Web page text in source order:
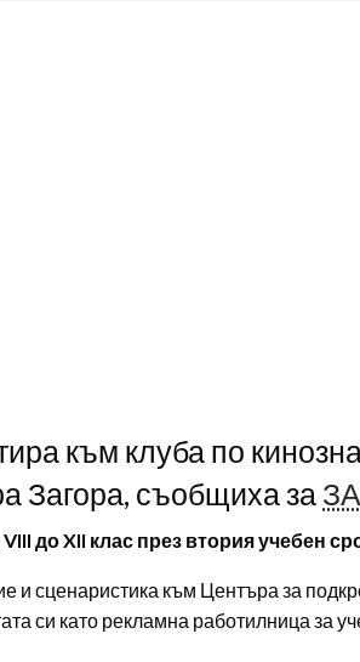
към клуба по
Загора, съобщиха за
до XII клас през втория учебен
и сценаристика към Центъра за
си като рекламна работилница за